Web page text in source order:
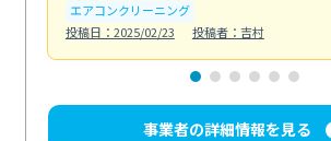
エアコンクリーニング
投稿日：2025/02/23
投稿者：吉村
事業者の詳細情報を見る